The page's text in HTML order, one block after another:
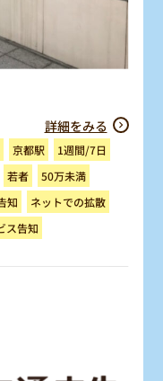
詳細をみる
京都駅 1週間/7日
若者 50万未満
知 ネットでの拡散
ス告知